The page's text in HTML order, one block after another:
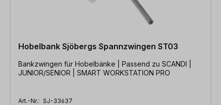
Hobelbank Sjöbergs Spannzwingen ST03
Bankzwingen für Hobelbänke | Passend zu SCANDI |
JUNIOR/SENIOR | SMART WORKSTATION PRO
Art.-Nr.: SJ-33637